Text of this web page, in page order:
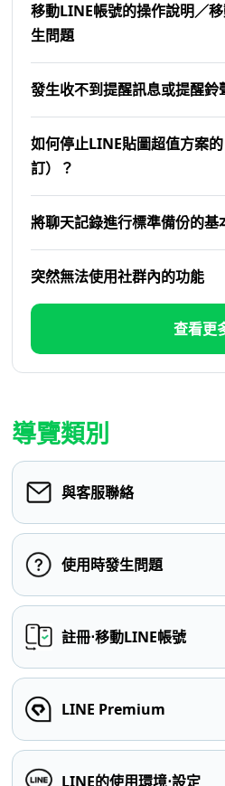
移動LINE帳號的操作說明／
生問題
發生收不到提醒訊息或提醒鈴
如何停止LINE貼圖超值方案
訂）？
將聊天記錄進行標準備份的基
突然無法使用社群內的功能
查看更
導覽類別
與客服聯絡
使用時發生問題
註冊⋅移動LINE帳號
LINE Premium
LINE的使用環境⋅設定